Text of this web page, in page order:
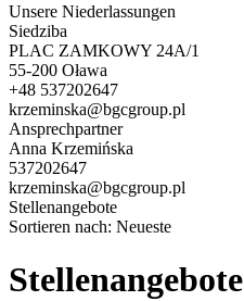
Unsere Niederlassungen
Siedziba
PLAC ZAMKOWY 24A/1
55-200 Oława
+48 537202647
krzeminska@bgcgroup.pl
Ansprechpartner
Anna Krzemińska
537202647
krzeminska@bgcgroup.pl
Stellenangebote
Sortieren nach: Neueste
Stellenangebote